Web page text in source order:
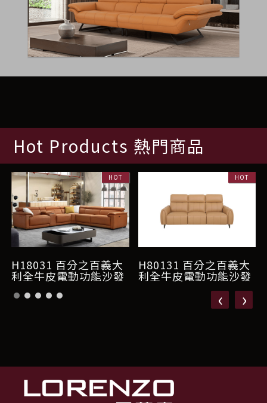
Hot Products 熱門商品
H18031 百分之百義大
利全牛皮電動功能沙發
H80131 百分之百義大
利全牛皮電動功能沙發
‹ ›